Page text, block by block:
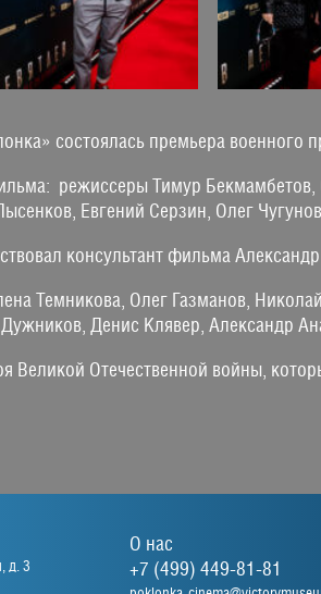
состоялась премьера
режиссеры Тимур
Евгений Серзин, Олег
консультант фильма
Темникова, Олег Газманов,
Дужников, Денис Клявер, Александр
Отечественной войны,
д. 3
О нас
+7 (499) 449-81-81